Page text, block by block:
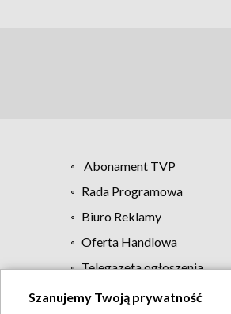
Abonament TVP
Rada Programowa
Biuro Reklamy
Oferta Handlowa
Telegazeta ogłoszenia
Szanujemy Twoją prywatność